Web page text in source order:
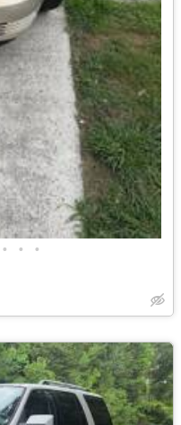
• • •